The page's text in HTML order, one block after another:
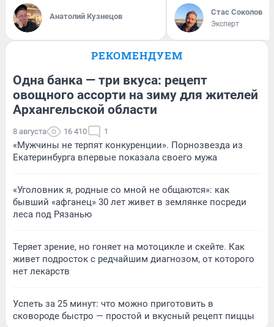
Анатолий Кузнецов Стас Соколов
Эксперт
РЕКОМЕНДУЕМ
Одна банка — три вкуса: рецепт
овощного ассорти на зиму для жителей
Архангельской области
8 августа 16 410 1
«Мужчины не терпят конкуренции». Порнозвезда из
Екатеринбурга впервые показала своего мужа
«Уголовник я, родные со мной не общаются»: как
бывший «афганец» 30 лет живет в землянке посреди
леса под Рязанью
Теряет зрение, но гоняет на мотоцикле и скейте. Как
живет подросток с редчайшим диагнозом, от которого
нет лекарств
Успеть за 25 минут: что можно приготовить в
сковороде быстро — простой и вкусный рецепт пиццы